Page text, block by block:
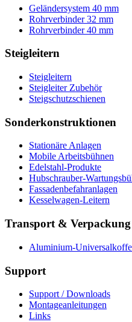
Geländersystem 40 mm
Rohrverbinder 32 mm
Rohrverbinder 40 mm
Steigleitern
Steigleitern
Steigleiter Zubehör
Steigschutzschienen
Sonderkonstruktionen
Stationäre Anlagen
Mobile Arbeitsbühnen
Edelstahl-Produkte
Hubschrauber-
Fassadenbefahranlagen
Kesselwagen-Leitern
Transport & Verpackung
Aluminium-
Support
Support / Downloads
Montageanleitungen
Links